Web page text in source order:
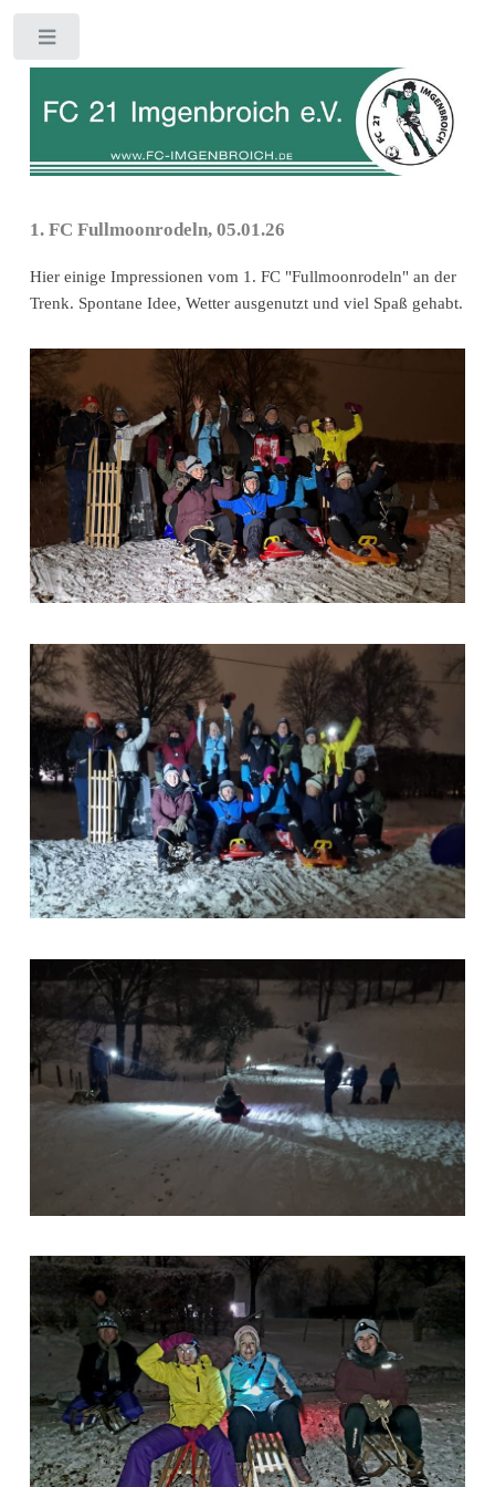
1. FC Fullmoonrodeln, 05.01.26
Hier einige Impressionen vom 1. FC "Fullmoonrodeln" an der
Trenk. Spontane Idee, Wetter ausgenutzt und viel Spaß gehabt.